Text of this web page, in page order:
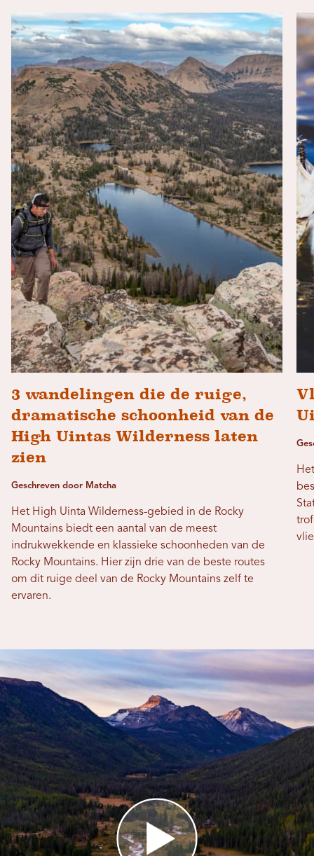
3 wandelingen die de ruige,
dramatische schoonheid van de
High Uintas Wilderness laten
zien
Geschreven door Matcha
Het High Uinta Wilderness-gebied in de Rocky
Mountains biedt een aantal van de meest
indrukwekkende en klassieke schoonheden van de
Rocky Mountains. Hier zijn drie van de beste routes
om dit ruige deel van de Rocky Mountains zelf te
ervaren.